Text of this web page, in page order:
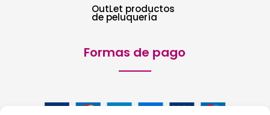
OutLet productos
de peluquería
Formas de pago